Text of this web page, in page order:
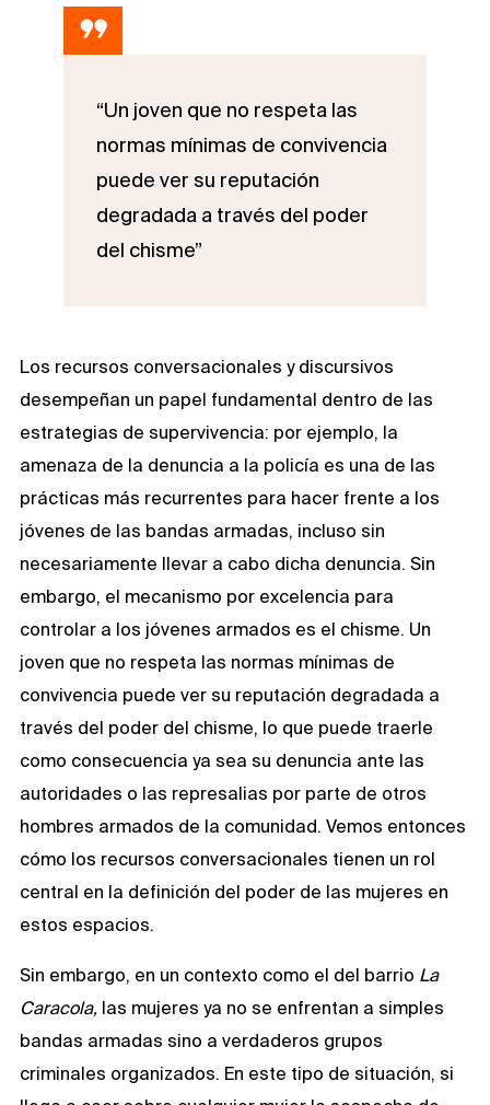
“Un joven que no respeta las
normas mínimas de convivencia
puede ver su reputación
degradada a través del poder
del chisme”
Los recursos conversacionales y discursivos
desempeñan un papel fundamental dentro de las
estrategias de supervivencia: por ejemplo, la
amenaza de la denuncia a la policía es una de las
prácticas más recurrentes para hacer frente a los
jóvenes de las bandas armadas, incluso sin
necesariamente llevar a cabo dicha denuncia. Sin
embargo, el mecanismo por excelencia para
controlar a los jóvenes armados es el chisme. Un
joven que no respeta las normas mínimas de
convivencia puede ver su reputación degradada a
través del poder del chisme, lo que puede traerle
como consecuencia ya sea su denuncia ante las
autoridades o las represalias por parte de otros
hombres armados de la comunidad. Vemos entonces
cómo los recursos conversacionales tienen un rol
central en la definición del poder de las mujeres en
estos espacios.
Sin embargo, en un contexto como el del barrio La
Caracola, las mujeres ya no se enfrentan a simples
bandas armadas sino a verdaderos grupos
criminales organizados. En este tipo de situación, si